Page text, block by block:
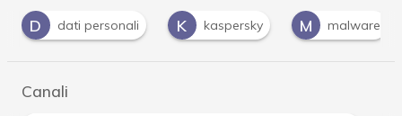
K
kaspersky malware password
Canali